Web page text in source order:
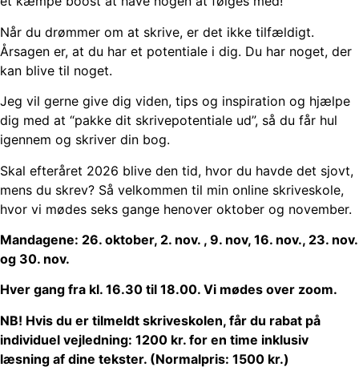
Når du drømmer om at skrive, er det ikke tilfældigt.
Årsagen er, at du har et potentiale i dig. Du har noget, der
kan blive til noget.
Jeg vil gerne give dig viden, tips og inspiration og hjælpe
dig med at “pakke dit skrivepotentiale ud”, så du får hul
igennem og skriver din bog.
Skal efteråret 2026 blive den tid, hvor du havde det sjovt,
mens du skrev? Så velkommen til min online skriveskole,
hvor vi mødes seks gange henover oktober og november.
Mandagene: 26. oktober, 2. nov. , 9. nov, 16. nov., 23. nov.
og 30. nov.
Hver gang fra kl. 16.30 til 18.00. Vi mødes over zoom.
NB! Hvis du er tilmeldt skriveskolen, får du rabat på
individuel vejledning: 1200 kr. for en time inklusiv
læsning af dine tekster. (Normalpris: 1500 kr.)